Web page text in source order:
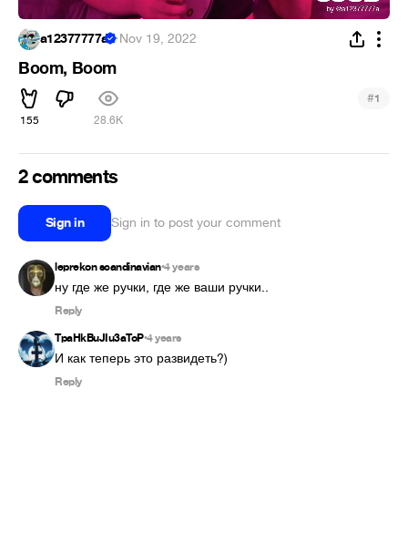
a12377777a ·Nov 19, 2022
Boom, Boom
155 28.6K
#1
2 comments
Sign in Sign in to post your comment
leprekon scandinavian•4 years
ну где же ручки, где же ваши ручки..
Reply
TpaHkBuJIu3aToP•4 years
И как теперь это развидеть?)
Reply